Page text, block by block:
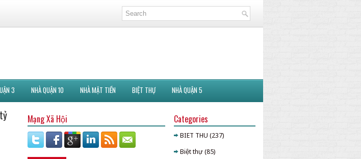
3 NHÀ QUẬN 10 NHÀ MẶT TIỀN BIỆT THỰ NHÀ QUẬN 5
Mạng Xã Hội Categories
BIET THU (237)
Biệt thự (85)